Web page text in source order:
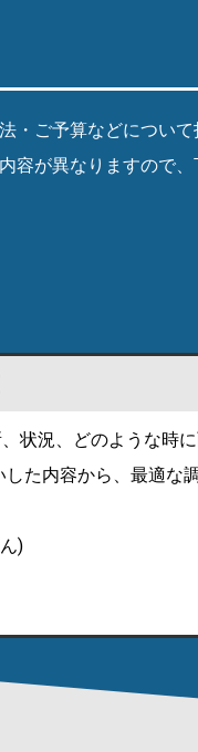
・ご予算などについて
容が異なりますので
状況、どのような時
た内容から、最適な
)